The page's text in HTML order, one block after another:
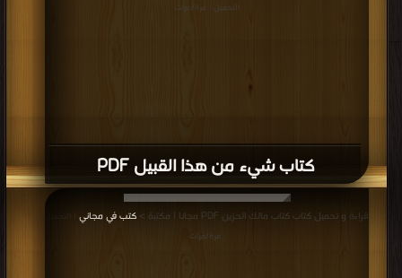
كتاب شيء من هذا القبيل PDF
التحميل : مرة/مرات
قراءة و تحميل كتاب كتاب مالك الحزين PDF مجانا | مكتبة > كتب في مجاني
: مرة/مرات